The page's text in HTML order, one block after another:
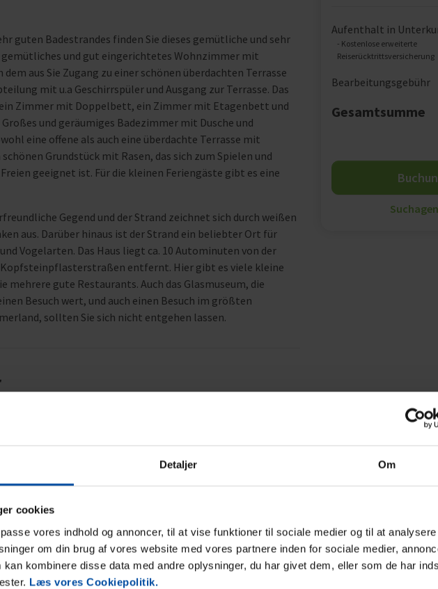
Detaljer Om
cookies
vores indhold og annoncer, til at vise funktioner til sociale medier og til at
om din brug af vores website med vores partnere inden for sociale medier,
kombinere disse data med andre oplysninger, du har givet dem, eller som de har
Læs vores Cookiepolitik.
guten Badestrandes finden Sie dieses gemütliche und sehr
gemütliches und gut eingerichtetes Wohnzimmer mit
aus Sie Zugang zu einer schönen überdachten Terrasse
mit u.a Geschirrspüler und Ausgang zur Terrasse. Das
Zimmer mit Doppelbett, ein Zimmer mit Etagenbett und
und geräumiges Badezimmer mit Dusche und
eine offene als auch eine überdachte Terrasse mit
Grundstück mit Rasen, das sich zum Spielen und
geeignet ist. Für die kleinen Feriengäste gibt es eine
Gegend und der Strand zeichnet sich durch weißen
aus. Darüber hinaus ist der Strand ein beliebter Ort für
Vogelarten. Das Haus liegt ca. 10 Autominuten von der
entfernt. Hier gibt es viele kleine
mehrere gute Restaurants. Auch das Glasmuseum, die
Besuch wert, und auch einen Besuch im größten
sollten Sie sich nicht entgehen lassen.
Aufenthalt in
- Kostenlose erweiterte
Reiserücktrittsversicherung
Bearbeitungsgebühr
Gesamtsumme